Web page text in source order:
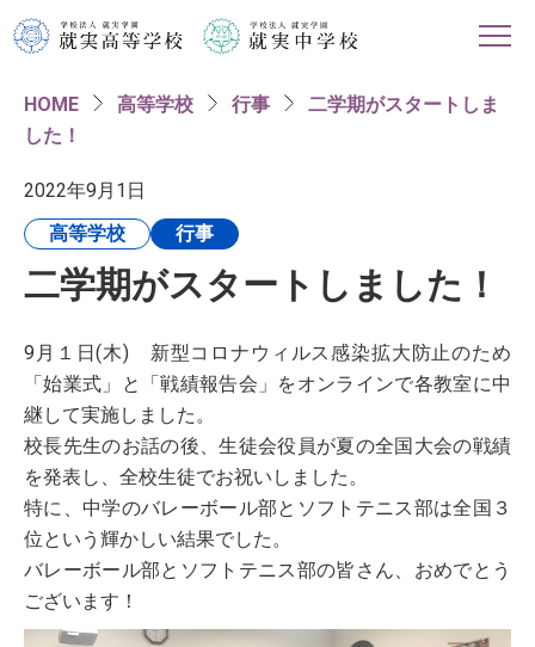
HOME
学校紹介
高等学校
進路情報
入試・イベント情報
対象者別
HOME 高等学校 行事
二学期がスタートしま
した！
2022年9月1日
高等学校
行事
二学期がスタートしました！
9月１日(木) 新型コロナウィルス感染拡大防止のため
「始業式」と「戦績報告会」をオンラインで各教室に中
継して実施しました。
校長先生のお話の後、生徒会役員が夏の全国大会の戦績
を発表し、全校生徒でお祝いしました。
特に、中学のバレーボール部とソフトテニス部は全国３
位という輝かしい結果でした。
バレーボール部とソフトテニス部の皆さん、おめでとう
ございます！